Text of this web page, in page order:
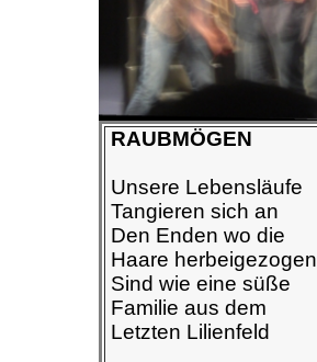
RAUBMÖGEN
Unsere Lebensläufe
Tangieren sich an
Den Enden wo die
Haare herbeigezogen
Sind wie eine süße
Familie aus dem
Letzten Lilienfeld